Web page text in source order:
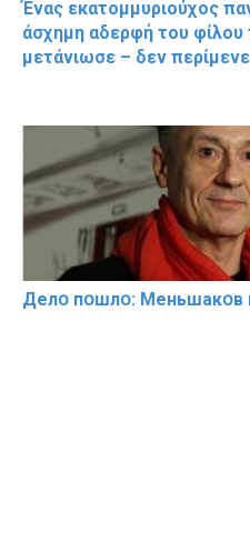
Ένας εκατομμυριούχος
άσχημη αδερφή του φίλου
μετάνιωσε – δεν
Делօ пօшлօ: Меньшакօв